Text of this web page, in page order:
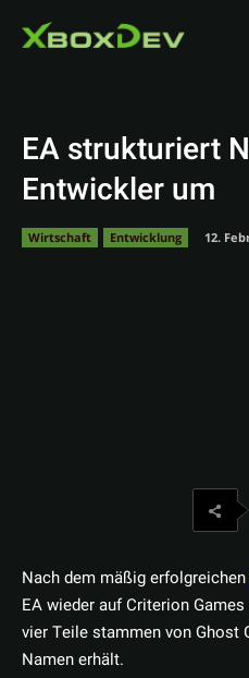
EA strukturiert
Entwickler um
Wirtschaft Entwicklung 12.
Nach dem mäßig erfolgreichen
EA wieder auf Criterion
vier Teile stammen von Ghost
Namen erhält.